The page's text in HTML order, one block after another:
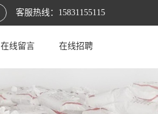
客服热线： 15831155115
在线留言 在线招聘